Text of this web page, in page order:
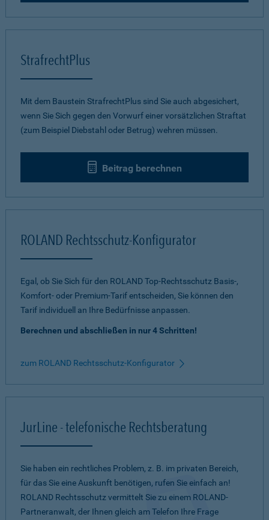
StrafrechtPlus
Mit dem Baustein StrafrechtPlus sind Sie auch abgesichert,
wenn Sie Sich gegen den Vorwurf einer vorsätzlichen Straftat
(zum Beispiel Diebstahl oder Betrug) wehren müssen.
Beitrag berechnen
ROLAND Rechtsschutz-Konfigurator
Egal, ob Sie Sich für den ROLAND Top-Rechtsschutz Basis-,
Komfort- oder Premium-Tarif entscheiden, Sie können den
Tarif individuell an Ihre Bedürfnisse anpassen.
Berechnen und abschließen in nur 4 Schritten!
zum ROLAND Rechtsschutz-Konfigurator
JurLine - telefonische Rechtsberatung
Sie haben ein rechtliches Problem, z. B. im privaten Bereich,
für das Sie eine Auskunft benötigen, rufen Sie einfach an!
ROLAND Rechtsschutz vermittelt Sie zu einem ROLAND-
Partneranwalt, der Ihnen gleich am Telefon Ihre Frage